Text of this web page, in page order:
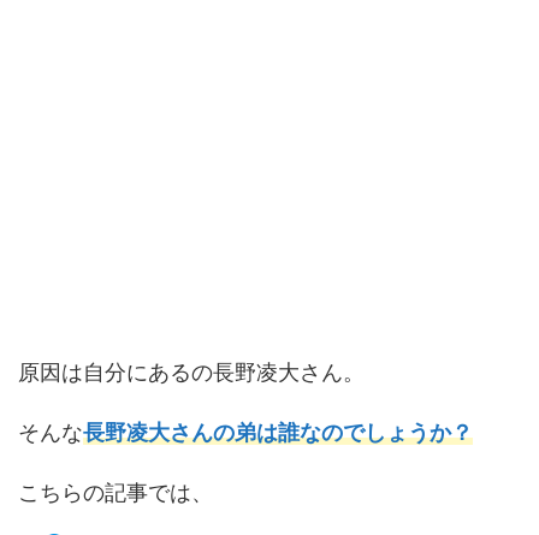
原因は自分にあるの長野凌大さん。
そんな長野凌大さんの弟は誰なのでしょうか？
こちらの記事では、